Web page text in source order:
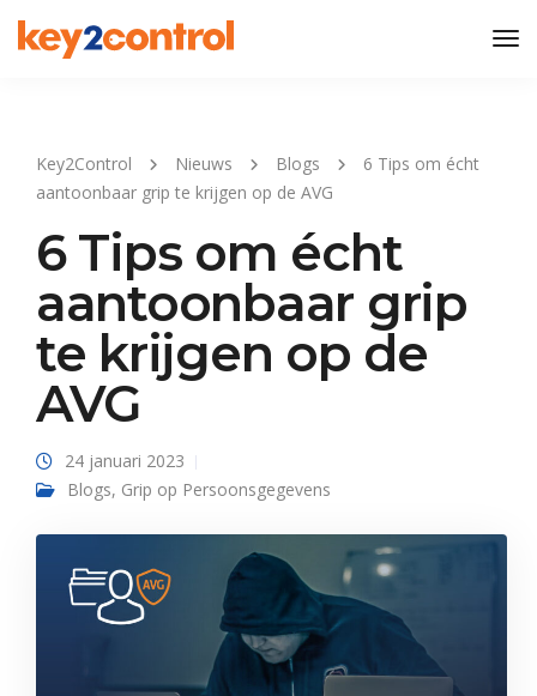
Key2Control Nieuws Blogs
6 Tips om écht
aantoonbaar grip te krijgen op de AVG
6 Tips om écht
aantoonbaar grip
te krijgen op de
AVG
24 januari 2023
Blogs, Grip op Persoonsgegevens